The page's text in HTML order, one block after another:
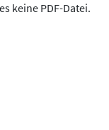
keine PDF-Datei.